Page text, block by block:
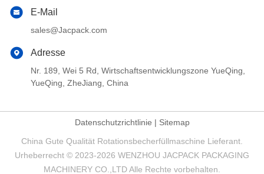
E-Mail
sales@Jacpack.com
Adresse
Nr. 189, Wei 5 Rd, Wirtschaftsentwicklungszone YueQing,
YueQing, ZheJiang, China
Datenschutzrichtlinie | Sitemap
China Gute Qualität Rotationsbecherfüllmaschine Lieferant.
Urheberrecht © 2023-2026 WENZHOU JACPACK PACKAGING
MACHINERY CO.,LTD Alle Rechte vorbehalten.